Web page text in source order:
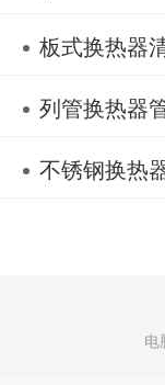
板式换热器
列管换热器
不锈钢换热
电